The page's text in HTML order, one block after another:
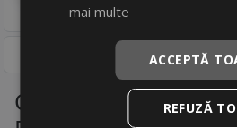
Cauciucuri Ford
mai multe
ACCEPTĂ
REFUZĂ